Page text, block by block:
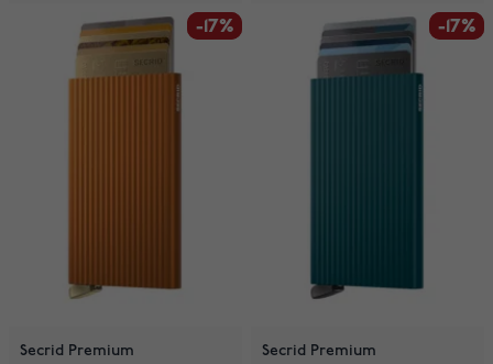
-17%
-17%
Secrid Premium
-17%
-17%
Secrid Premium